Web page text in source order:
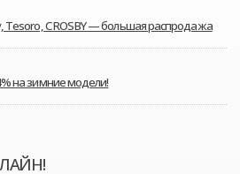
Tesoro, CROSBY — большая распродажа
на зимние модели!